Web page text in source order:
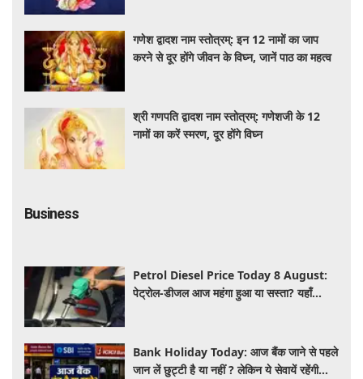
गणेश द्वादश नाम स्तोत्रम्: इन 12 नामों का जाप
करने से दूर होंगे जीवन के विघ्न, जानें पाठ का महत्व
श्री गणपति द्वादश नाम स्तोत्रम्: गणेशजी के 12
नामों का करें स्मरण, दूर होंगे विघ्न
Business
Petrol Diesel Price Today 8 August:
पेट्रोल-डीजल आज महंगा हुआ या सस्ता? यहाँ
Bank Holiday Today: आज बैंक जाने से पहले
जान लें छुट्टी है या नहीं ? लेकिन ये सेवायें रहेंगी